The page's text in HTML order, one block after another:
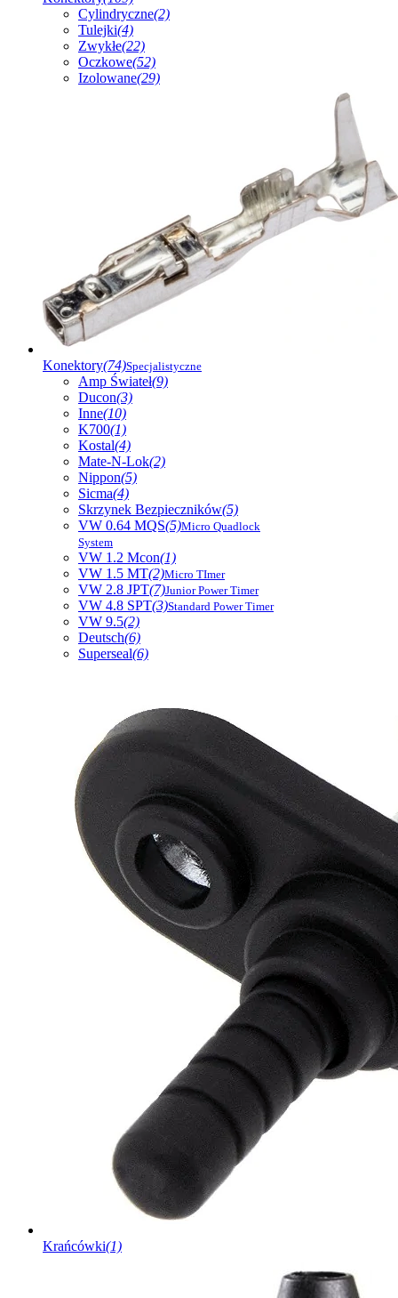
Cylindryczne(2)
Tulejki(4)
Zwykłe(22)
Oczkowe(52)
Izolowane(29)
Konektory(74)Specjalistyczne
Amp Świateł(9)
Ducon(3)
Inne(10)
K700(1)
Kostal(4)
Mate-N-Lok(2)
Nippon(5)
Sicma(4)
Skrzynek Bezpieczników(5)
VW 0.64 MQS(5)Micro Quadlock
System
VW 1.2 Mcon(1)
VW 1.5 MT(2)Micro TImer
VW 2.8 JPT(7)Junior Power Timer
VW 4.8 SPT(3)Standard Power Timer
VW 9.5(2)
Deutsch(6)
Superseal(6)
Krańcówki(1)